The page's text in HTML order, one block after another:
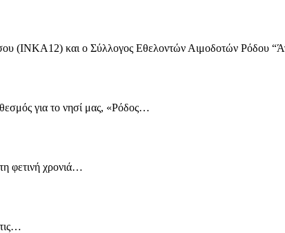
(ΙΝΚΑ12) και ο Σύλλογος Εθελοντών Αιμοδοτών Ρόδου
για το νησί μας, «Ρόδος…
φετινή χρονιά…